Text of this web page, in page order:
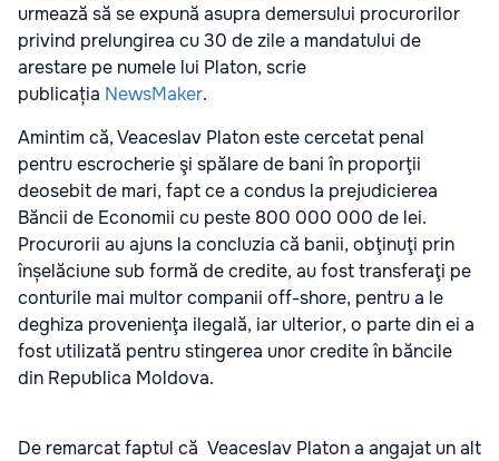
urmează să se expună asupra demersului procurorilor
privind prelungirea cu 30 de zile a mandatului de
arestare pe numele lui Platon, scrie
publicația NewsMaker.
Amintim că, Veaceslav Platon este cercetat penal
pentru escrocherie şi spălare de bani în proporţii
deosebit de mari, fapt ce a condus la prejudicierea
Băncii de Economii cu peste 800 000 000 de lei.
Procurorii au ajuns la concluzia că banii, obţinuţi prin
înșelăciune sub formă de credite, au fost transferaţi pe
conturile mai multor companii off-shore, pentru a le
deghiza provenienţa ilegală, iar ulterior, o parte din ei a
fost utilizată pentru stingerea unor credite în băncile
din Republica Moldova.
De remarcat faptul că Veaceslav Platon a angajat un alt